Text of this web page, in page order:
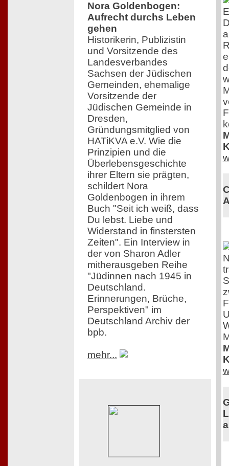
Nora Goldenbogen:
Aufrecht durchs Leben
gehen
Historikerin, Publizistin
und Vorsitzende des
Landesverbandes
Sachsen der Jüdischen
Gemeinden, ehemalige
Vorsitzende der
Jüdischen Gemeinde in
Dresden,
Gründungsmitglied von
HATiKVA e.V. Wie die
Prinzipien und die
Überlebensgeschichte
ihrer Eltern sie prägten,
schildert Nora
Goldenbogen in ihrem
Buch "Seit ich weiß, dass
Du lebst. Liebe und
Widerstand in finstersten
Zeiten". Ein Interview in
der von Sharon Adler
mitherausgeben Reihe
"Jüdinnen nach 1945 in
Deutschland.
Erinnerungen, Brüche,
Perspektiven" im
Deutschland Archiv der
bpb.
mehr...